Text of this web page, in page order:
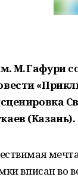
М. Гафури
(Казань).
мечта
вписан во